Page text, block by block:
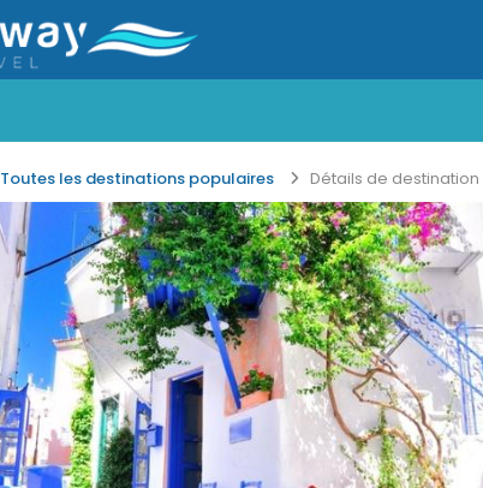
Toutes les destinations populaires Détails de destination